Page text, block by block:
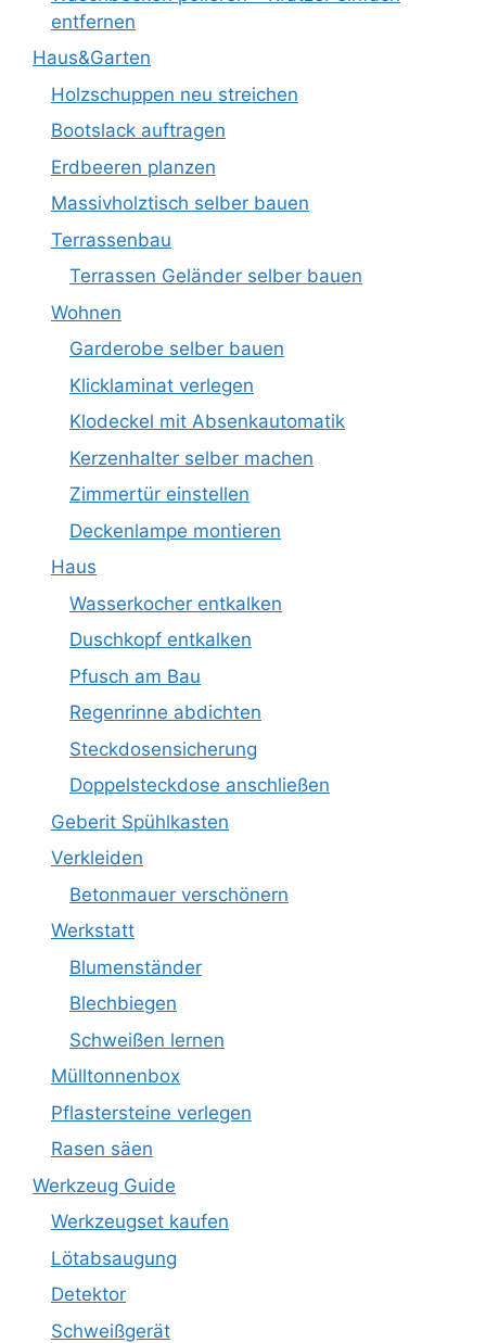
entfernen
Haus&Garten
Holzschuppen neu streichen
Bootslack auftragen
Erdbeeren planzen
Massivholztisch selber bauen
Terrassenbau
Terrassen Geländer selber bauen
Wohnen
Garderobe selber bauen
Klicklaminat verlegen
Klodeckel mit Absenkautomatik
Kerzenhalter selber machen
Zimmertür einstellen
Deckenlampe montieren
Haus
Wasserkocher entkalken
Duschkopf entkalken
Pfusch am Bau
Regenrinne abdichten
Steckdosensicherung
Doppelsteckdose anschließen
Geberit Spühlkasten
Verkleiden
Betonmauer verschönern
Werkstatt
Blumenständer
Blechbiegen
Schweißen lernen
Mülltonnenbox
Pflastersteine verlegen
Rasen säen
Werkzeug Guide
Werkzeugset kaufen
Lötabsaugung
Detektor
Schweißgerät